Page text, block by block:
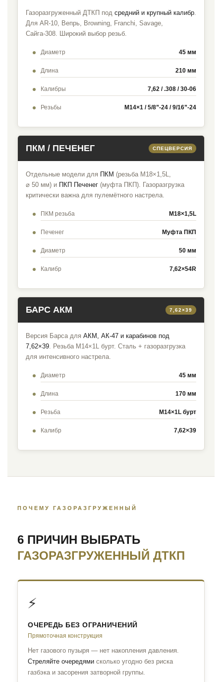
Газоразгруженный ДТКП под средний и крупный калибр
Для AR-10, Вепрь, Browning, Franchi, Savage,
Сайга-308. Широкий выбор резьб.
Диаметр 45 мм
Длина 210 мм
Калибры 7,62 / .308 / 30-06
Резьбы M14×1 / 5/8”-24 / 9/16”-24
ПКМ / ПЕЧЕНЕГ СПЕЦВЕРСИЯ
Отдельные модели для ПКМ (резьба М18×1,5L,
⌀ 50 мм) и ПКП Печенег (муфта ПКП). Газоразгрузка
критически важна для пулемётного настрела.
ПКМ резьба М18×1,5L
Печенег Муфта ПКП
Диаметр 50 мм
Калибр 7,62×54R
БАРС АКМ 7,62×39
Версия Барса для АКМ, АК-47 и карабинов под
7,62×39 . Резьба M14×1L бурт. Сталь + газоразгрузка
для интенсивного настрела.
Диаметр 45 мм
Длина 170 мм
Резьба M14×1L бурт
Калибр 7,62×39
ПОЧЕМУ ГАЗОРАЗГРУЖЕННЫЙ
6 ПРИЧИН ВЫБРАТЬ
ГАЗОРАЗГРУЖЕННЫЙ ДТКП
⚡
ОЧЕРЕДЬ БЕЗ ОГРАНИЧЕНИЙ
Прямоточная конструкция
Нет газового пузыря — нет накопления давления.
Стреляйте очередями сколько угодно без риска
газбэка и засорения затворной группы.